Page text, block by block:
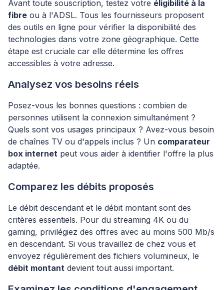
Avant toute souscription, testez votre éligibilité à la
fibre ou à l'ADSL. Tous les fournisseurs proposent
des outils en ligne pour vérifier la disponibilité des
technologies dans votre zone géographique. Cette
étape est cruciale car elle détermine les offres
accessibles à votre adresse.
Analysez vos besoins réels
Posez-vous les bonnes questions : combien de
personnes utilisent la connexion simultanément ?
Quels sont vos usages principaux ? Avez-vous besoin
de chaînes TV ou d'appels inclus ? Un comparateur
box internet peut vous aider à identifier l'offre la plus
adaptée.
Comparez les débits proposés
Le débit descendant et le débit montant sont des
critères essentiels. Pour du streaming 4K ou du
gaming, privilégiez des offres avec au moins 500 Mb/s
en descendant. Si vous travaillez de chez vous et
envoyez régulièrement des fichiers volumineux, le
débit montant devient tout aussi important.